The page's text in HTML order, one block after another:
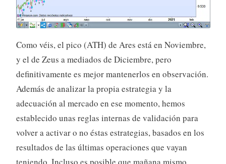
Como véis, el pico (ATH) de Ares está en Noviembre,
y el de Zeus a mediados de Diciembre, pero
definitivamente es mejor mantenerlos en observación.
Además de analizar la propia estrategia y la
adecuación al mercado en ese momento, hemos
establecido unas reglas internas de validación para
volver a activar o no éstas estrategias, basados en los
resultados de las últimas operaciones que vayan
teniendo. Incluso es posible que mañana mismo